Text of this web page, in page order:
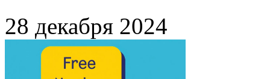
28 декабря 2024